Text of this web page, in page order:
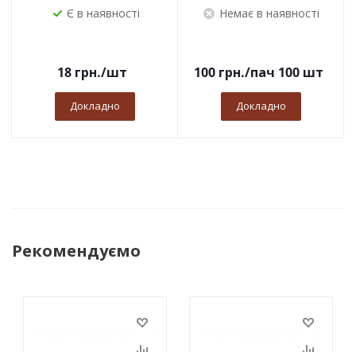
Є в наявності
18 грн./шт
Докладно
Немає в наявності
100грн./пач 100 шт
Докладно
Рекомендуємо